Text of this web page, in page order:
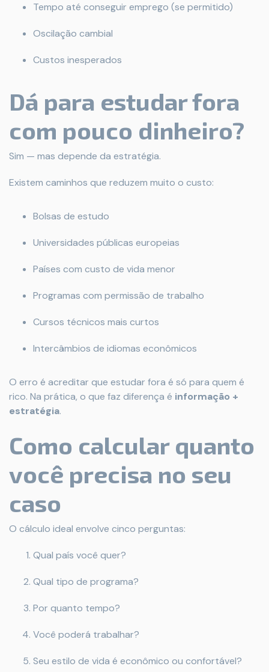
Tempo até conseguir emprego (se permitido)
Oscilação cambial
Custos inesperados
Dá para estudar fora
com pouco dinheiro?
Sim — mas depende da estratégia.
Existem caminhos que reduzem muito o custo:
Bolsas de estudo
Universidades públicas europeias
Países com custo de vida menor
Programas com permissão de trabalho
Cursos técnicos mais curtos
Intercâmbios de idiomas econômicos
O erro é acreditar que estudar fora é só para quem é
rico. Na prática, o que faz diferença é informação +
estratégia.
Como calcular quanto
você precisa no seu
caso
O cálculo ideal envolve cinco perguntas:
Qual país você quer?
Qual tipo de programa?
Por quanto tempo?
Você poderá trabalhar?
Seu estilo de vida é econômico ou confortável?